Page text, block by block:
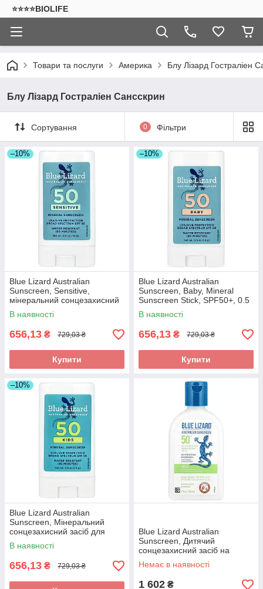
⭐⭐⭐⭐BIOLIFE
Товари та послуги Америка Блу Лізард Гостраліен
Блу Лізард Гостраліен Сансскрин
Сортування 0 Фільтри
–10%
Blue Lizard Australian
Sunscreen, Sensitive,
мінеральний сонцезахисний
стик, SPF 50+, 14 г (0,5 унції)
оригінал
В наявності
656,13 ₴ 729,03 ₴
Купити
–10%
Blue Lizard Australian
Sunscreen, Baby, Mineral
Sunscreen Stick, SPF50+, 0.5
oz (14 g) оригінал
В наявності
656,13 ₴ 729,03 ₴
Купити
–10%
Blue Lizard Australian
Sunscreen, Мінеральний
сонцезахисний засіб для
дітей, SPF 50+, 14 г (0,5
оригінал
В наявності
656,13 ₴ 729,03 ₴
Blue Lizard Australian
Sunscreen, Дитячий
сонцезахисний засіб на
мінеральній основі, SPF 50+,
148 мл (5 оригінал
Немає в наявності
1 602 ₴